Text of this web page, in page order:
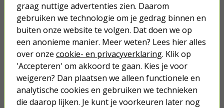
*Dit product kan indien gebruikt niet meer geretourneerd worden
na de feestdagen.
Op werkdagen voor 23:59 uur besteld, morgen in huis
Nergens goedkoper!
Meer dan 2 miljoen klanten gingen je voor
Betaal binnen 14 dagen na aankoop
graag nuttige advertenties zien. Daarom
gebruiken we technologie om je gedrag binnen en
buiten onze website te volgen. Dat doen we op
een anonieme manier. Meer weten? Lees hier alles
over onze cookie- en privacyverklaring. Klik op
'Accepteren' om akkoord te gaan. Kies je voor
weigeren? Dan plaatsen we alleen functionele en
analytische cookies en gebruiken we technieken
die daarop lijken. Je kunt je voorkeuren later nog